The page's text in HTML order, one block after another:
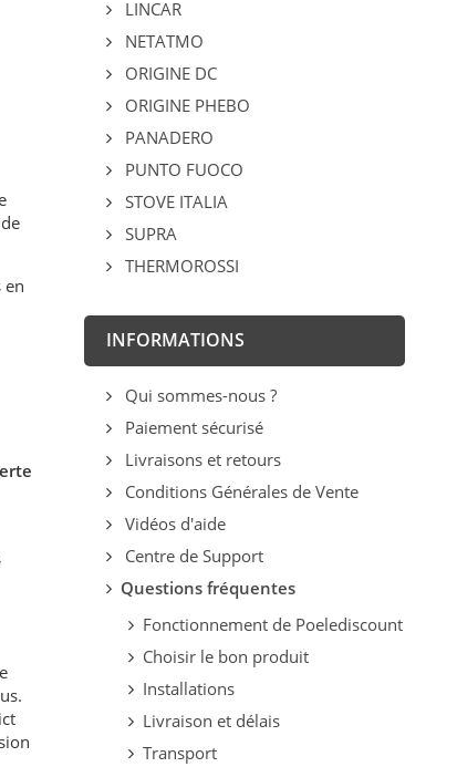
en
LINCAR
NETATMO
ORIGINE DC
ORIGINE PHEBO
PANADERO
PUNTO FUOCO
STOVE ITALIA
SUPRA
THERMOROSSI
INFORMATIONS
Qui sommes-nous ?
Paiement sécurisé
Livraisons et retours
Conditions Générales de Vente
Vidéos d'aide
Centre de Support
Questions fréquentes
Fonctionnement de Poelediscount
Choisir le bon produit
Installations
Livraison et délais
Transport